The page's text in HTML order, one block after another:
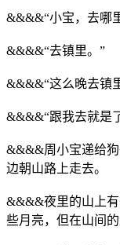
&&&&“小宝，去哪
&&&&“去镇里。”
&&&&“这么晚去镇
&&&&“跟我去就
&&&&周小宝递给
边朝山路上走去。
&&&&夜里的山上
些月亮，但在山间